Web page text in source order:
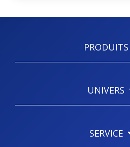
PRODUITS
UNIVERS
SERVICE